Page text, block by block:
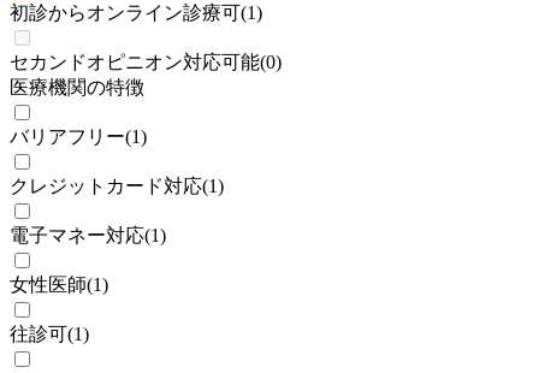
初診からオンライン診療可(1)
セカンドオピニオン対応可能(0)
医療機関の特徴
バリアフリー(1)
クレジットカード対応(1)
電子マネー対応(1)
女性医師(1)
往診可(1)